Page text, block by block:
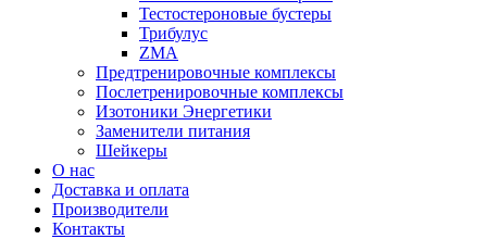
Тестостероновые бустеры
Трибулус
ZMA
Предтренировочные комплексы
Послетренировочные комплексы
Изотоники Энергетики
Заменители питания
Шейкеры
О нас
Доставка и оплата
Производители
Контакты